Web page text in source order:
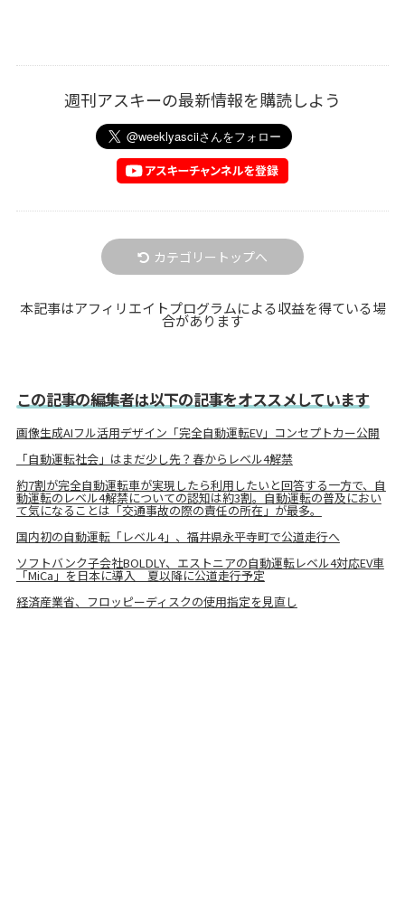
週刊アスキーの最新情報を購読しよう
カテゴリートップへ
本記事はアフィリエイトプログラムによる収益を得ている場
合があります
この記事の編集者は以下の記事をオススメしています
画像生成AIフル活用デザイン「完全自動運転EV」コンセプトカー公開
「自動運転社会」はまだ少し先？春からレベル4解禁
約7割が完全自動運転車が実現したら利用したいと回答する一方で、自
動運転のレベル4解禁についての認知は約3割。自動運転の普及におい
て気になることは「交通事故の際の責任の所在」が最多。
国内初の自動運転「レベル4」、福井県永平寺町で公道走行へ
ソフトバンク子会社BOLDLY、エストニアの自動運転レベル4対応EV車
「MiCa」を日本に導入 夏以降に公道走行予定
経済産業省、フロッピーディスクの使用指定を見直し